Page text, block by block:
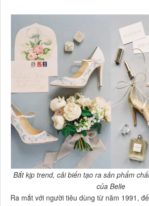
Bắt kịp trend, cải biến tạo ra sản phẩm
của Belle
Ra mắt với người tiêu dùng từ năm 1991,